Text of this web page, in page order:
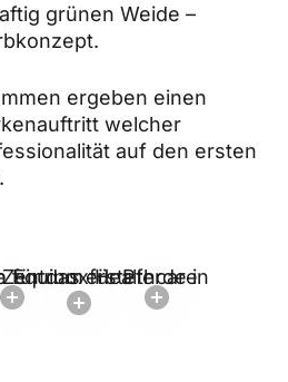
grünen Weide –
ergeben einen
welcher
auf den ersten